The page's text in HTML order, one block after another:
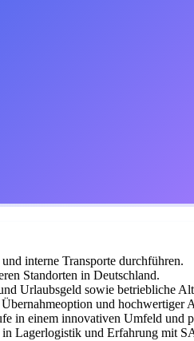
interne Transporte durchführen.
Standorten in Deutschland.
Urlaubsgeld sowie betriebliche
und hochwertiger
in einem innovativen Umfeld und
Lagerlogistik und Erfahrung mit